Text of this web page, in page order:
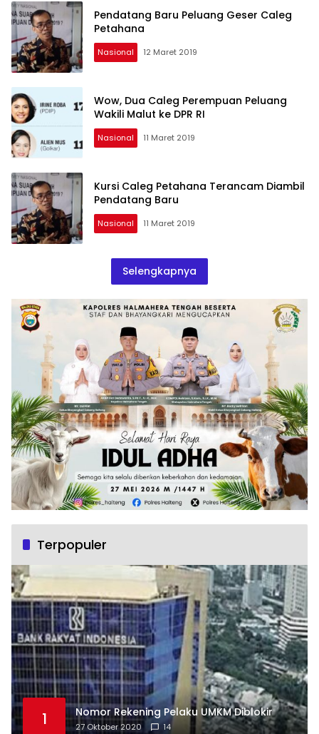
Pendatang Baru Peluang Geser Caleg
Petahana
Nasional 12 Maret 2019
Wow, Dua Caleg Perempuan Peluang
Wakili Malut ke DPR RI
Nasional 11 Maret 2019
Kursi Caleg Petahana Terancam Diambil
Pendatang Baru
Nasional 11 Maret 2019
Selengkapnya
Terpopuler
1 Nomor Rekening Pelaku UMKM Diblokir
27 Oktober 2020 14